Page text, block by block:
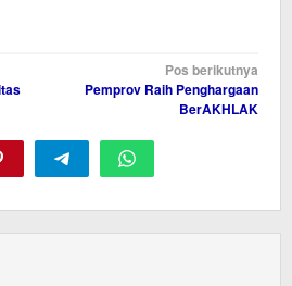
Pos berikutnya
Pemprov Raih Penghargaan
BerAKHLAK